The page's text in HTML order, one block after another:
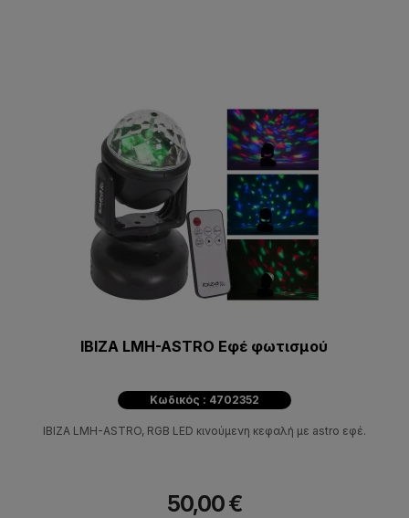
IBIZA LMH-ASTRO Εφέ φωτισμού
Κωδικός : 4702352
IBIZA LMH-ASTRO, RGB LED κινούμενη κεφαλή με astro εφέ.
50,00 €